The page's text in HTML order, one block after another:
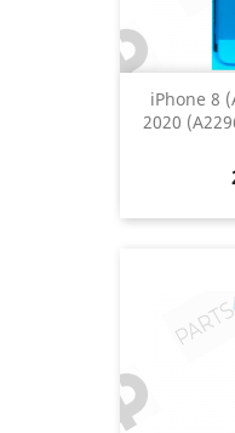
iPhone 8
2020